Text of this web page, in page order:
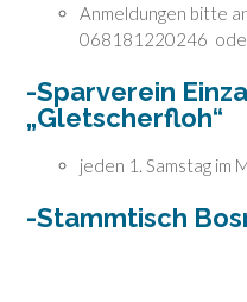
Anmeldungen bitte
068181220246
-Sparverein
„Gletscherfloh“
jeden 1. Samstag im
-Stammtisch